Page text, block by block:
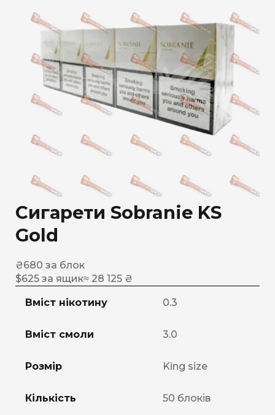
Сигарети Sobranie KS
Gold
₴680 за блок
$625 за ящик≈ 28 125 ₴
Вміст нікотину 0.3
Вміст смоли 3.0
Розмір King size
Кількість 50 блоків